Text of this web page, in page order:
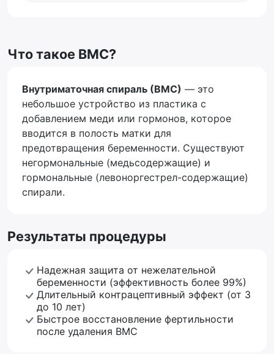
Что такое ВМС?
Внутриматочная спираль (ВМС) — это
небольшое устройство из пластика с
добавлением меди или гормонов, которое
вводится в полость матки для
предотвращения беременности. Существуют
негормональные (медьсодержащие) и
гормональные (левоноргестрел-содержащие)
спирали.
Результаты процедуры
Надежная защита от нежелательной
беременности (эффективность более 99%)
Длительный контрацептивный эффект (от 3
до 10 лет)
Быстрое восстановление фертильности
после удаления ВМС